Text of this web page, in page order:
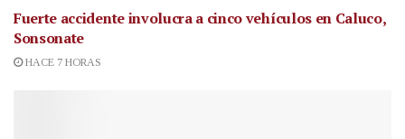
Fuerte accidente involucra a cinco vehículos en Caluco,
Sonsonate
HACE 7 HORAS